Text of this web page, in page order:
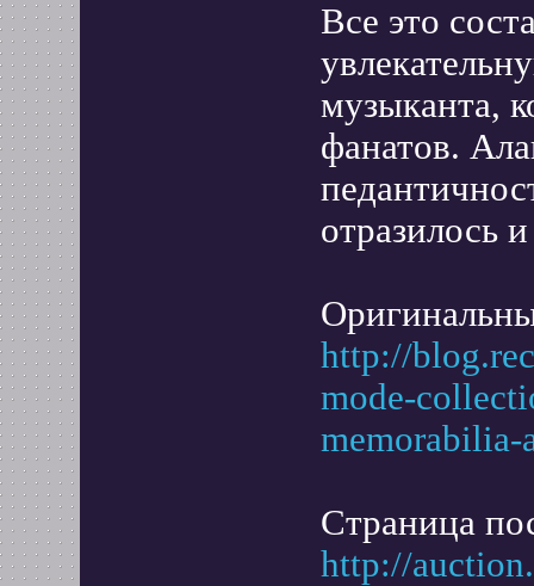
Все это
музыканта,
фанатов.
отразилось
http://
mode-
memorabilia-
Страница
http://